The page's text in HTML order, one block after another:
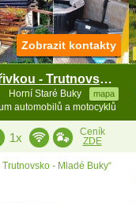
Srubová chata s vířivkou - Trutnovsko - Mladé Buky
Horní Staré Buky mapa
automobilů a motocyklů
Zobrazit kontakty
1x
Ceník
ZDE
- Mladé Buky“